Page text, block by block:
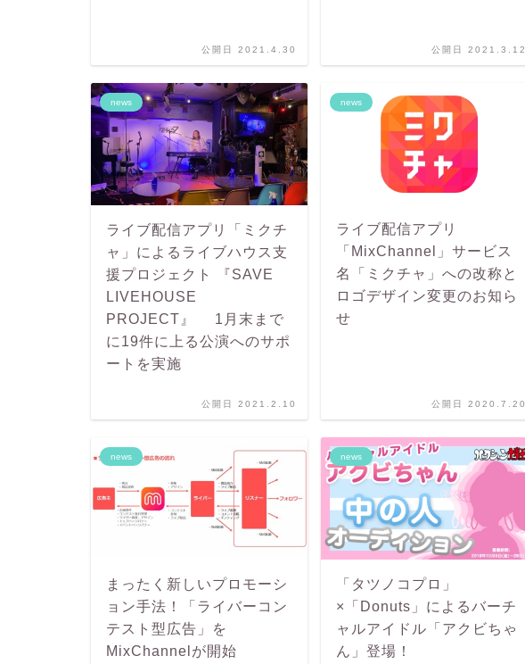
公開日 2021.4.30 公開日 2021.3.12
news
ライブ配信アプリ「ミクチ
ャ」によるライブハウス支
援プロジェクト 『SAVE
LIVEHOUSE
PROJECT』 1月末まで
に19件に上る公演へのサポ
ートを実施
公開日 2021.2.10
news
ライブ配信アプリ
「MixChannel」サービス
名「ミクチャ」への改称と
ロゴデザイン変更のお知ら
せ
公開日 2020.7.20
news
まったく新しいプロモーシ
ョン手法！「ライバーコン
テスト型広告」を
MixChannelが開始
news
「タツノコプロ」
×「Donuts」によるバーチ
ャルアイドル「アクビちゃ
ん」登場！